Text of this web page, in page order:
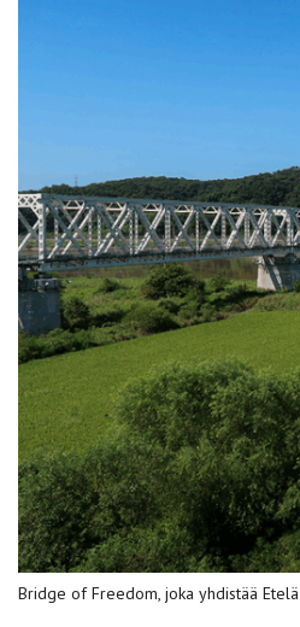
Bridge of Freedom, joka yhdistää